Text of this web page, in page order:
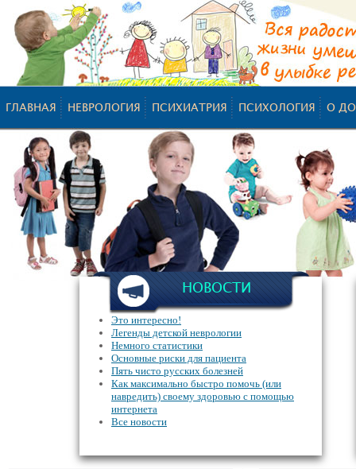
ГЛАВНАЯ НЕВРОЛОГИЯ ПСИХИАТРИЯ ПСИХОЛОГИЯ О
НОВОСТИ
Это интересно!
Легенды детской неврологии
Немного статистики
Основные риски для пациента
Пять чисто русских болезней
Как максимально быстро помочь (или
навредить) своему здоровью с помощью
интернета
Все новости